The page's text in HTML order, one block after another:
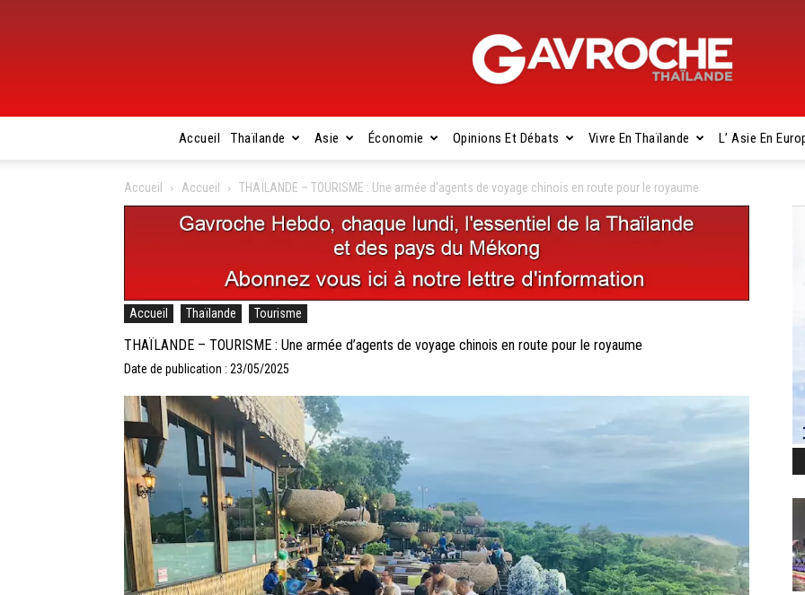
Gavroche
Accueil Thaïlande Asie Économie Opinions Et Débats Vivre En Thaïlande L’ Asie En
Accueil Accueil THAÏLANDE – TOURISME : Une armée d’agents de voyage chinois en route pour le royaume
Accueil Thaïlande Tourisme
THAÏLANDE – TOURISME : Une armée d’agents de voyage chinois en route pour le royaume
Date de publication : 23/05/2025